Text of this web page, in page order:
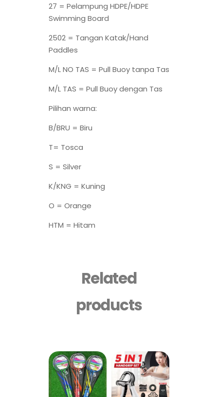
27 = Pelampung HDPE/HDPE
Swimming Board
2502 = Tangan Katak/Hand
Paddles
M/L NO TAS = Pull Buoy tanpa Tas
M/L TAS = Pull Buoy dengan Tas
Pilihan warna:
B/BRU = Biru
T= Tosca
S = Silver
K/KNG = Kuning
O = Orange
HTM = Hitam
Related
products